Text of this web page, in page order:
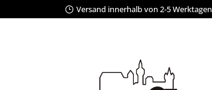
Versand innerhalb von 2-5 Werktagen